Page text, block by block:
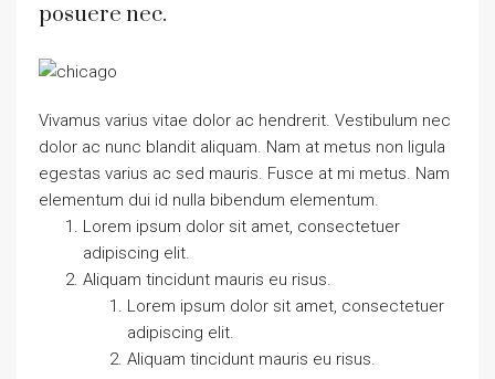
posuere nec.
Vivamus varius vitae dolor ac hendrerit. Vestibulum nec
dolor ac nunc blandit aliquam. Nam at metus non ligula
egestas varius ac sed mauris. Fusce at mi metus. Nam
elementum dui id nulla bibendum elementum.
Lorem ipsum dolor sit amet, consectetuer
adipiscing elit.
Aliquam tincidunt mauris eu risus.
Lorem ipsum dolor sit amet, consectetuer
adipiscing elit.
Aliquam tincidunt mauris eu risus.